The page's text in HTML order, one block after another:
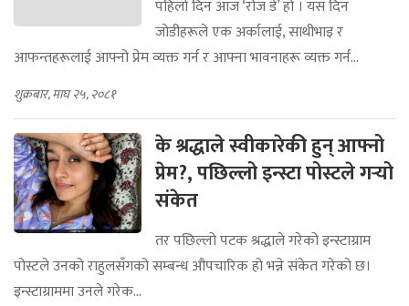
पहिलो दिन आज ‘रोज डे’ हो । यस दिन
जोडीहरूले एक अर्कालाई, साथीभाइ र
आफन्तहरूलाई आफ्नो प्रेम व्यक्त गर्न र आफ्ना भावनाहरू व्यक्त गर्न...
शुक्रबार, माघ २५, २०८१
के श्रद्धाले स्वीकारेकी हुन् आफ्नो
प्रेम?, पछिल्लो इन्स्टा पोस्टले गर्‍यो
संकेत
तर पछिल्लो पटक श्रद्धाले गरेको इन्स्टाग्राम
पोस्टले उनको राहुलसँगको सम्बन्ध औपचारिक हो भन्ने संकेत गरेको छ।
इन्स्टाग्राममा उनले गरेक...